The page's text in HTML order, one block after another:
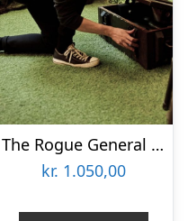
The Rogue General escape room hos Escape Copenhagen
kr. 1.050,00